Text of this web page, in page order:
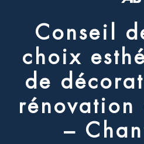
Consei d
c hoix esth
d e d écorat
rénovation
– C han